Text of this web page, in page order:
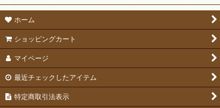
ホーム
ショッピングカート
マイページ
最近チェックしたアイテム
特定商取引法表示